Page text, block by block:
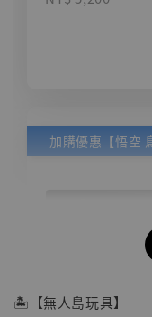
🏝【無人島玩具】